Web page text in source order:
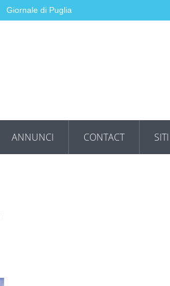
Giornale di Puglia
ANNUNCI CONTACT